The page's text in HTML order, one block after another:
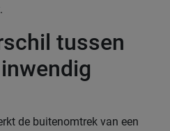
tussen
de buitenomtrek van een